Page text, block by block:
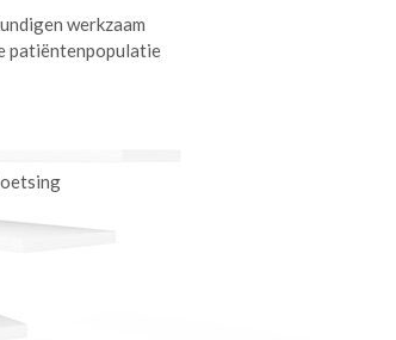
werkzaam
patiëntenpopulatie